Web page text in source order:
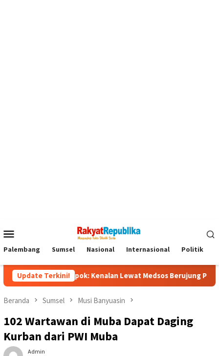
Mobile
Palembang Sumsel Nasional Internasional Politik
Update Terkini!
di Depok: Kenalan Lewat Medsos Berujung Pembunuhan,
Beranda Sumsel Musi Banyuasin
102 Wartawan di Muba Dapat Daging
Kurban dari PWI Muba
Admin